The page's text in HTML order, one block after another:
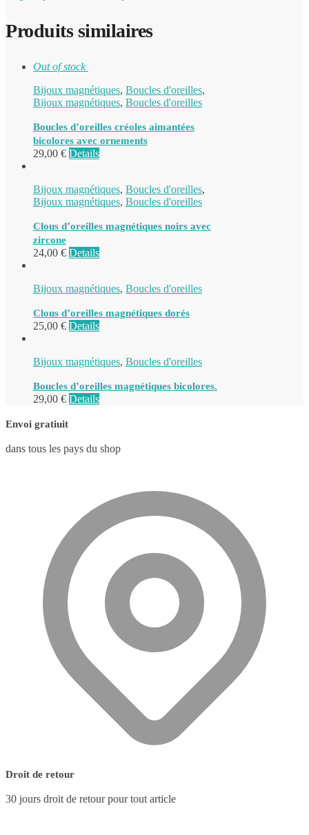
Produits similaires
Out of stock
Bijoux magnétiques, Boucles d'oreilles,
Bijoux magnétiques, Boucles d'oreilles
Boucles d’oreilles créoles aimantées
bicolores avec ornements
29,00 € Details
Bijoux magnétiques, Boucles d'oreilles,
Bijoux magnétiques, Boucles d'oreilles
Clous d’oreilles magnétiques noirs avec
zircone
24,00 € Details
Bijoux magnétiques, Boucles d'oreilles
Clous d’oreilles magnétiques dorés
25,00 € Details
Bijoux magnétiques, Boucles d'oreilles
Boucles d’oreilles magnétiques bicolores.
29,00 € Details
Envoi gratiuit
dans tous les pays du shop
Droit de retour
30 jours droit de retour pour tout article